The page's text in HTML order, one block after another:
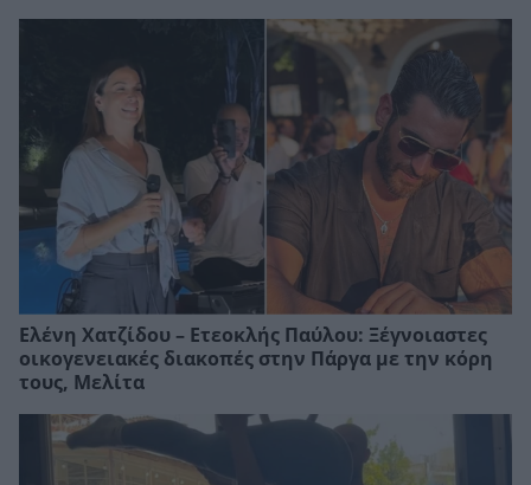
Ελένη Χατζίδου – Ετεοκλής Παύλου: Ξέγνοιαστες
οικογενειακές διακοπές στην Πάργα με την κόρη
τους, Μελίτα